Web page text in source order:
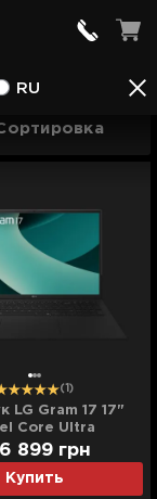
RU
LG во Львове
(1)
LG Gram 17 17"
Core Ultra
4TB (SSD)/Intel
H.AUB9U2)
(Standard)
Купить
899 грн